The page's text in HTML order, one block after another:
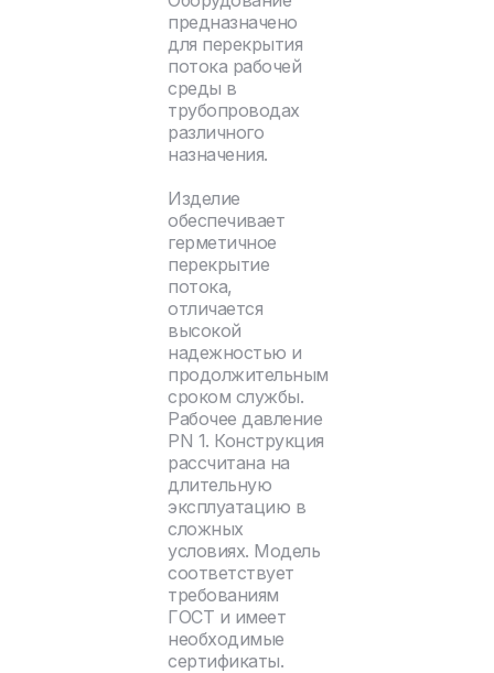
предназначено
для перекрытия
потока рабочей
среды в
трубопроводах
различного
назначения.
Изделие
обеспечивает
герметичное
перекрытие
потока,
отличается
высокой
надежностью и
продолжительным
сроком службы.
Рабочее давление
PN 1. Конструкция
рассчитана на
длительную
эксплуатацию в
сложных
условиях. Модель
соответствует
требованиям
ГОСТ и имеет
необходимые
сертификаты.